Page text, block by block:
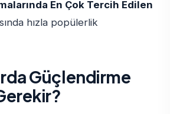
En Çok Tercih Edilen
hızla popülerlik
Güçlendirme